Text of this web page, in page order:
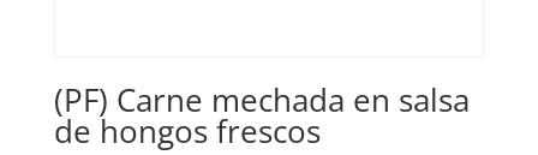
(PF) Carne mechada en salsa
de hongos frescos